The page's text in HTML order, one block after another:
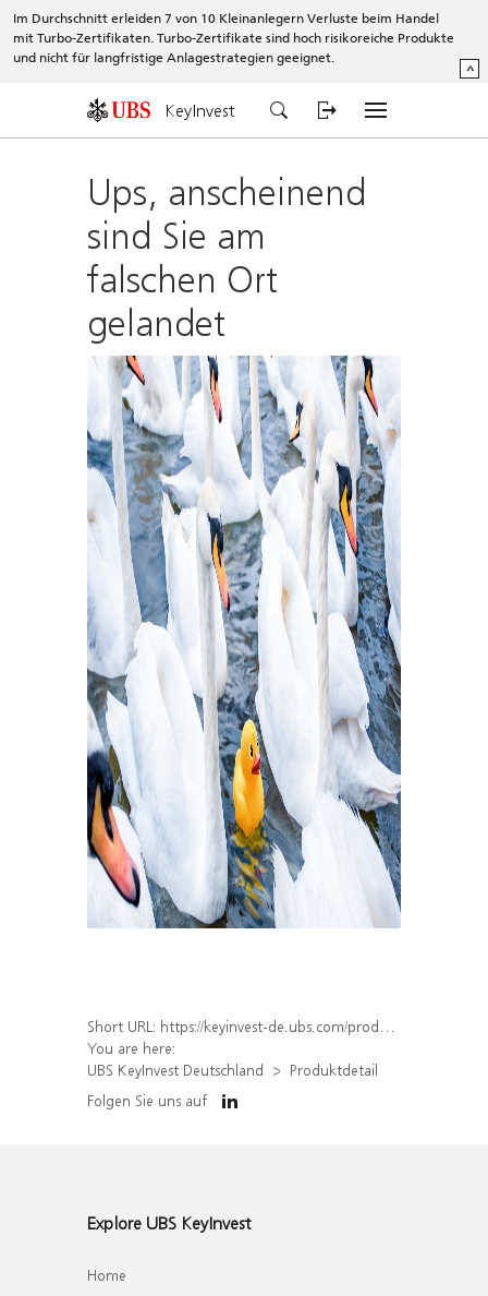
Im Durchschnitt erleiden 7 von 10 Kleinanlegern Verluste beim Handel
mit Turbo-Zertifikaten. Turbo-Zertifikate sind hoch risikoreiche Produkte
und nicht für langfristige Anlagestrategien geeignet.
^
KeyInvest
Ups, anscheinend
sind Sie am
falschen Ort
gelandet
Short URL: https://keyinvest-de.ubs.com/produkt/detail/index/isin/DE000WA6H419
You are here:
UBS KeyInvest Deutschland
Produktdetail
Folgen Sie uns auf
Explore UBS KeyInvest
Home